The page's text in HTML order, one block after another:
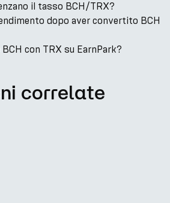
il tasso BCH/TRX?
dopo aver convertito BCH
con TRX su EarnPark?
correlate